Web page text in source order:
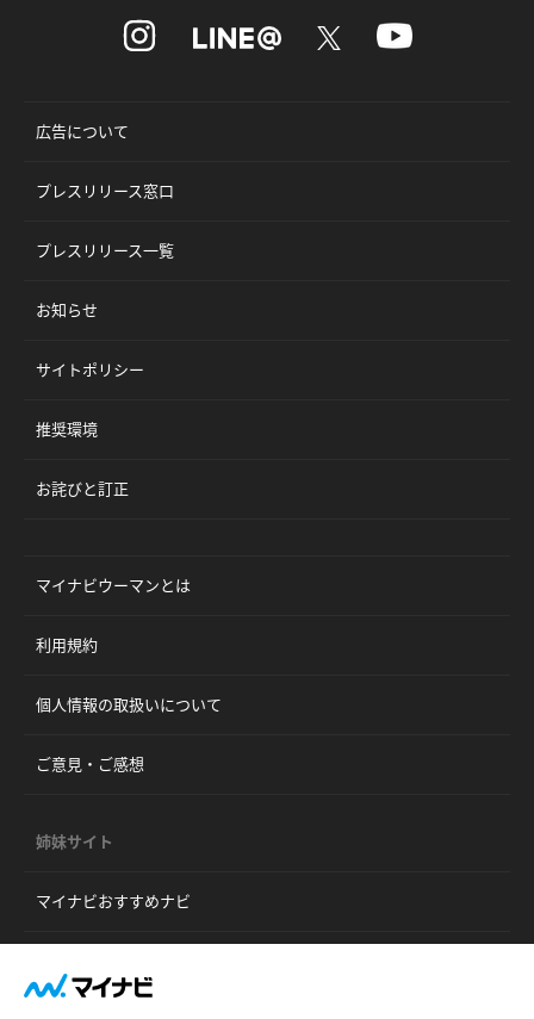
広告について
プレスリリース窓口
プレスリリース一覧
お知らせ
サイトポリシー
推奨環境
お詫びと訂正
マイナビウーマンとは
利用規約
個人情報の取扱いについて
ご意見・ご感想
姉妹サイト
マイナビおすすめナビ